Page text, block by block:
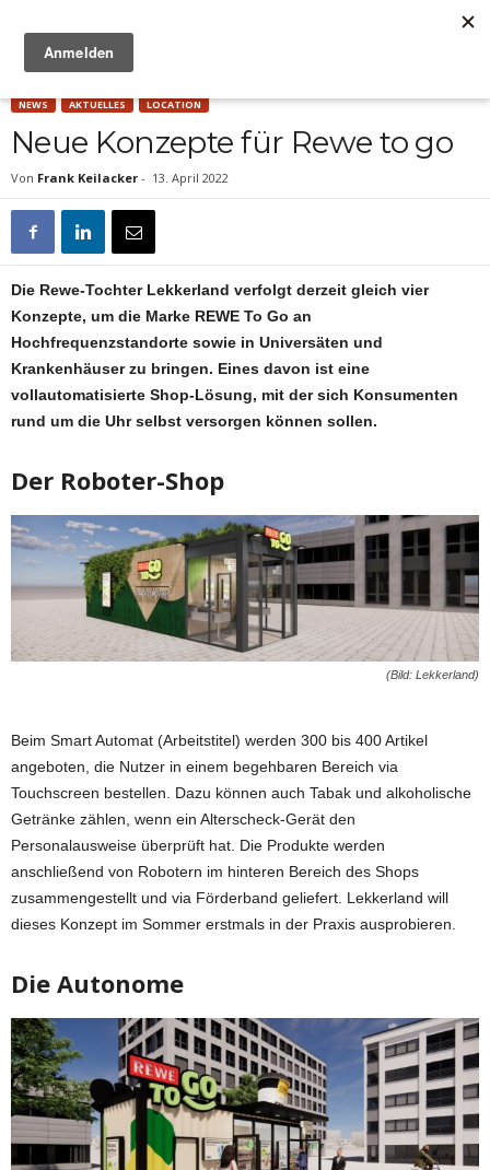
NEWS AKTUELLES LOCATION
Neue Konzepte für Rewe to go
Von Frank Keilacker - 13. April 2022
Die Rewe-Tochter Lekkerland verfolgt derzeit gleich vier
Konzepte, um die Marke REWE To Go an
Hochfrequenzstandorte sowie in Universäten und
Krankenhäuser zu bringen. Eines davon ist eine
vollautomatisierte Shop-Lösung, mit der sich Konsumenten
rund um die Uhr selbst versorgen können sollen.
Der Roboter-Shop
(Bild: Lekkerland)
Beim Smart Automat (Arbeitstitel) werden 300 bis 400 Artikel
angeboten, die Nutzer in einem begehbaren Bereich via
Touchscreen bestellen. Dazu können auch Tabak und alkoholische
Getränke zählen, wenn ein Alterscheck-Gerät den
Personalausweise überprüft hat. Die Produkte werden
anschließend von Robotern im hinteren Bereich des Shops
zusammengestellt und via Förderband geliefert. Lekkerland will
dieses Konzept im Sommer erstmals in der Praxis ausprobieren.
Die Autonome